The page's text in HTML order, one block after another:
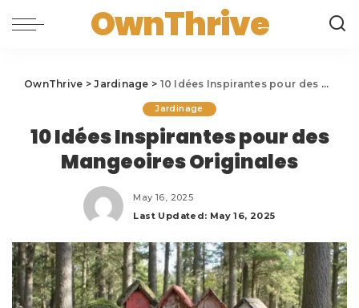
OwnThrive
OwnThrive >Jardinage > 10 Idées Inspirantes pour des Mangeoires Originales
Jardinage
10 Idées Inspirantes pour des
Mangeoires Originales
May 16, 2025
Last Updated: May 16, 2025